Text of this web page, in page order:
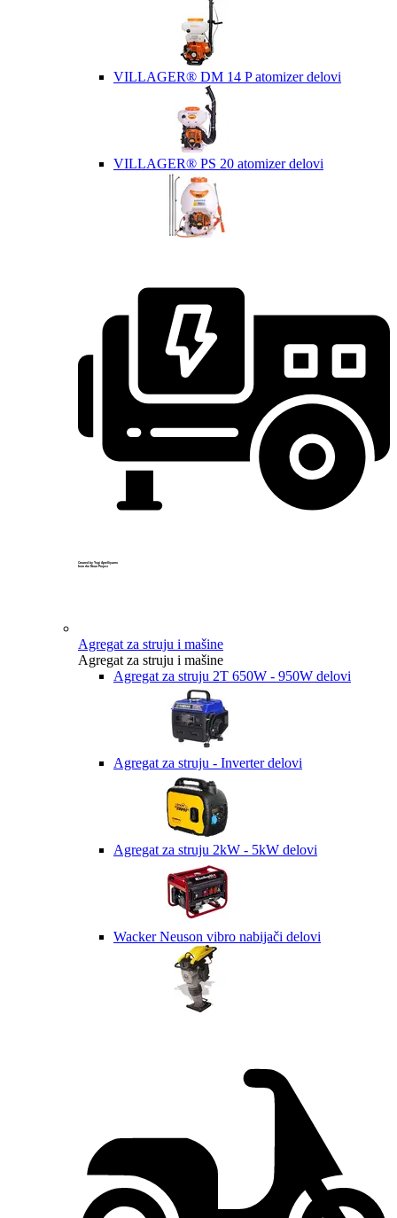
VILLAGER® DM 14 P atomizer delovi
VILLAGER® PS 20 atomizer delovi
Created by Yogi Aprelliyanto
from the Noun Project
Agregat za struju i mašine
Agregat za struju i mašine
Agregat za struju 2T 650W - 950W delovi
Agregat za struju - Inverter delovi
Agregat za struju 2kW - 5kW delovi
Wacker Neuson vibro nabijači delovi